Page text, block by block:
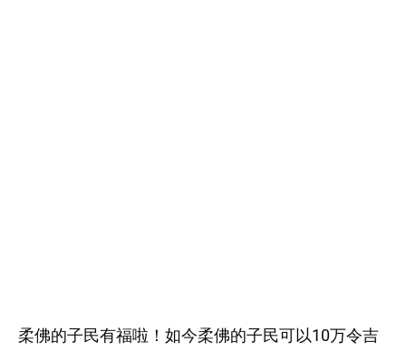
柔佛的子民有福啦！如今柔佛的子民可以10万令吉